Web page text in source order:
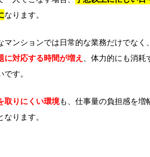
なります。
マンションでは日常的な業務だけでなく
に対応する時間が増え 、体力的にも消耗
す。
取りにくい環境も、仕事量の負担感を増
ります。